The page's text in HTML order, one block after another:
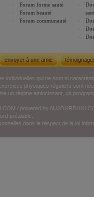
Forum forme santé
Forum beauté
Forum communauté
envoyer à une amie
individuelles qui ne sont ni
physiques réguliers sont
un régime amincissant, un
/ powered by
préalable.
dans le respect de la loi